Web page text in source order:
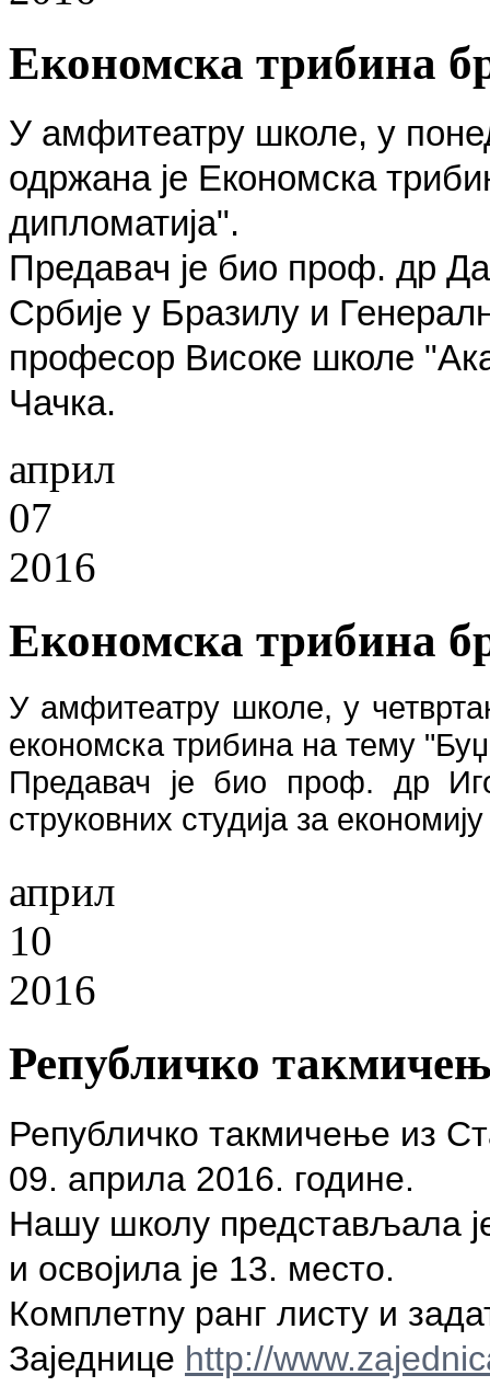
Економска трибина
У амфитеатру школе, у
одржана је Економска
дипломатија".
Предавач је био проф. др
Србије у Бразилу и
професор Високе школе
Чачка.
април
07
2016
Економска трибина
У амфитеатру школе, у
економска трибина на тему
Предавач је био проф. др
струковних студија за
април
10
2016
Републичко
Републичко такмичење из
09. априла 2016. године.
Нашу школу представљала
и освојила је 13. место.
Комплетnу ранг листу и
Заједнице http://